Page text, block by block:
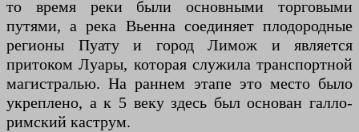
то время реки были основными торговыми
путями, а река Вьенна соединяет плодородные
регионы Пуату и город Лимож и является
притоком Луары, которая служила транспортной
магистралью. На раннем этапе это место было
укреплено, а к 5 веку здесь был основан галло-
римский каструм.